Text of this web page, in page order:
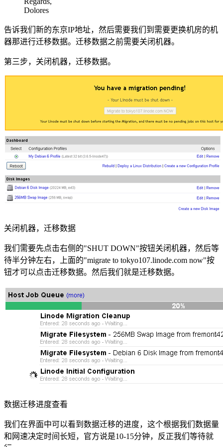
Dolores
告诉我们新的东京IP地址，然后需要我们到需要更换机房的机
器那进行迁移数据。迁移数据之前需要关闭机器。
第三步，关闭机器，迁移数据。
关闭机器，迁移数据
我们需要先点击右侧的"SHUT DOWN"按钮关闭机器，然后等
待半分钟左右，上面的"migrate to tokyo107.linode.com now"按
钮才可以点击迁移数据。然后我们就是迁移数据。
数据迁移进度查看
我们在界面中可以看到数据迁移的进度，这个根据我们数据量
和网速决定时间长短，官方说是10-15分钟，反正我们等待就